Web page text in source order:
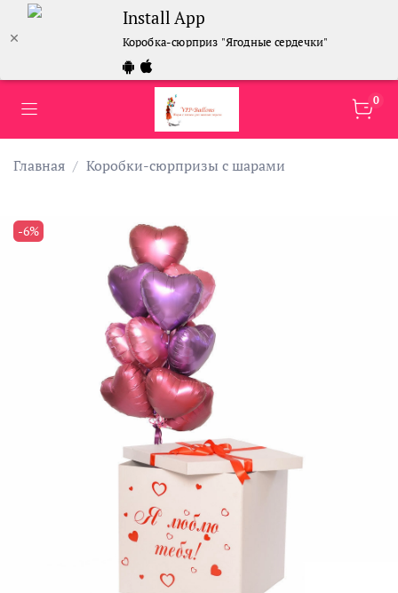
Install App
Коробка-сюрприз "Ягодные сердечки"
0
Главная Коробки-сюрпризы с шарами
-6%